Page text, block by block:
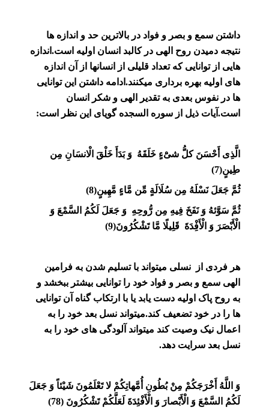
داشتن سمع و بصر و فواد در بالاترین حد و اندازه ها
نتیجه دمیدن روح الهی در کالبد انسان اولیه است.اندازه
هایی از توانایی که تعداد قلیلی از انسانها از آن اندازه
های اولیه بهره برداری میکنند.ادامه داشتن این توانایی
ها در نفوس بعدی به تقدیر الهی و شکر انسان
است.آیات ذیل از سوره السجده گویای این نظر است:
الَّذِى أَحْسَنَ كلُ‏َّ شىَ‏ْءٍ خَلَقَهُ وَ بَدَأَ خَلْقَ الْانسَانِ مِن
طِينٍ(7)
ثُمَّ جَعَلَ نَسْلَهُ مِن سُلَالَةٍ مِّن مَّاءٍ مَّهِينٍ(8)
ثُمَّ سَوَّئهُ وَ نَفَخَ فِيهِ مِن رُّوحِهِ وَ جَعَلَ لَكُمُ السَّمْعَ وَ
الْأَبْصَرَ وَ الْأَفِْدَةَ قَلِيلًا مَّا تَشْكُرُونَ(9)
هر فردی از نسلی میتواند با تسلیم شدن به فرامین
الهی سمع و بصر و فواد خود را توانایی بیشتر ببخشد و
به روح پاک اولیه دست یابد یا با ارتکاب گناه آن توانایی
ها را در خود تضعیف کند.میتواند نسل بعد خود را به
اعمال نیک وصیت کند میتواند آلودگی های خود را به
نسل بعد سرایت دهد.
وَ اللَّهُ أَخْرَجَكُمْ مِنْ بُطُونِ أُمَّهاتِكُمْ لا تَعْلَمُونَ شَيْئاً وَ جَعَلَ
لَكُمُ السَّمْعَ وَ الْأَبْصارَ وَ الْأَفْئِدَةَ لَعَلَّكُمْ تَشْكُرُونَ (78)